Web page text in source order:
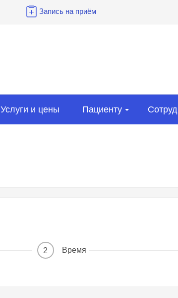
Запись на приём
Услуги и цены Пациенту
2 Время